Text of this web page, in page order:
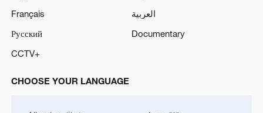
Français
العربية
Русский
Documentary
CCTV+
CHOOSE YOUR LANGUAGE